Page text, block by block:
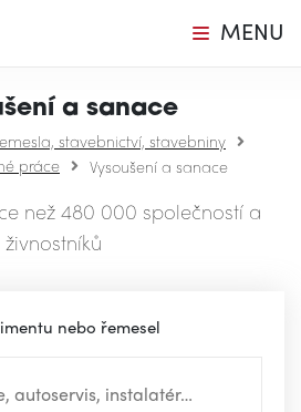
MENU
a sanace
stavebnictví, stavebniny
práce
Vysoušení a sanace
než 480 000 společností a
živnostníků
nebo řemesel